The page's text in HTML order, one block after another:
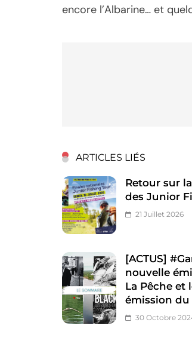
encore l’Albarine… et
ARTICLES LIÉS
Retour sur
des Junior
21 Juillet 2026
[ACTUS]
nouvelle
La Pêche et
émission
30 Octobre